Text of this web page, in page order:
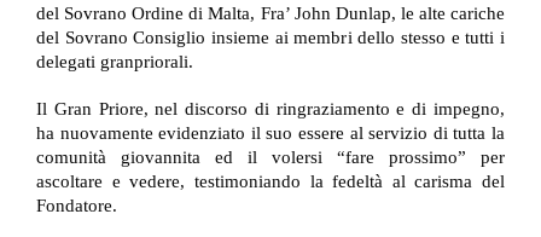
del Sovrano Ordine di Malta, Fra’ John Dunlap, le alte cariche
del Sovrano Consiglio insieme ai membri dello stesso e tutti i
delegati granpriorali.
Il Gran Priore, nel discorso di ringraziamento e di impegno,
ha nuovamente evidenziato il suo essere al servizio di tutta la
comunità giovannita ed il volersi “fare prossimo” per
ascoltare e vedere, testimoniando la fedeltà al carisma del
Fondatore.